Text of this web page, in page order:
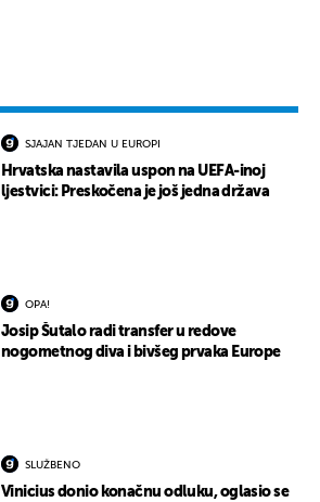
SJAJAN TJEDAN U EUROPI
Hrvatska nastavila uspon na UEFA-inoj
ljestvici: Preskočena je još jedna država
OPA!
Josip Šutalo radi transfer u redove
nogometnog diva i bivšeg prvaka Europe
SLUŽBENO
Vinicius donio konačnu odluku, oglasio se